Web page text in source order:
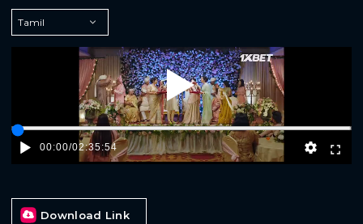
Play
00:00/02:35:54
Download Link